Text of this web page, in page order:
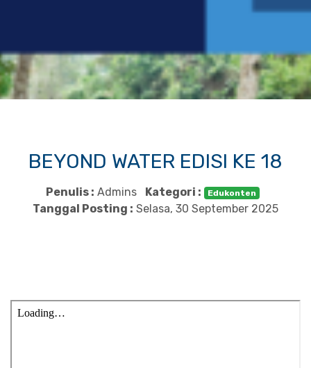
BEYOND WATER EDISI KE 18
Penulis : Admins Kategori : Edukonten
Tanggal Posting : Selasa, 30 September 2025